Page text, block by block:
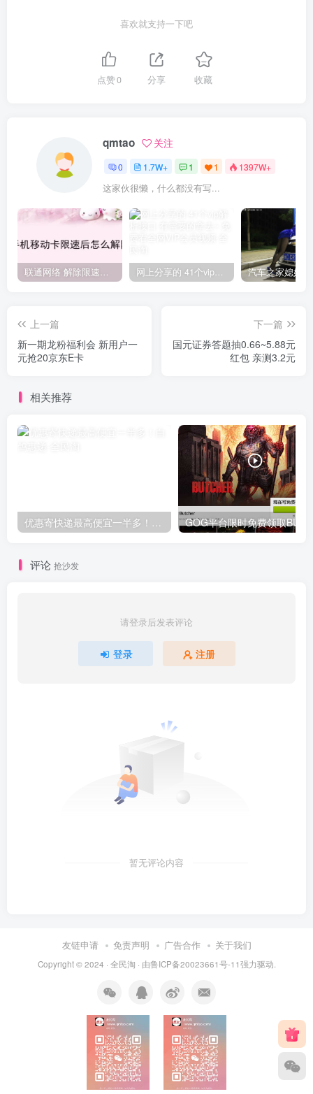
喜欢就支持一下吧
点赞0 分享 收藏
qmtao 关注
0 1.7W+ 1 1 1397W+
这家伙很懒，什么都没有写...
联通网络 解除限速方法参考！畅享、畅玩、老白干等及其它地区自测了 网上分享的 41个vip解析接口 有需要的拿去~ 免费看全网VIP会员视频
上一篇
新一期龙粉福利会 新用户一
元抢20京东E卡
下一篇
国元证券答题抽0.66~5.88元
红包 亲测3.2元
相关推荐
优惠寄快递最高便宜一半多！白鸽惠递
评论 抢沙发
请登录后发表评论
登录 注册
暂无评论内容
友链申请 免责声明 广告合作 关于我们
Copyright © 2024 · 全民淘 · 由鲁ICP备20023661号-11强力驱动.